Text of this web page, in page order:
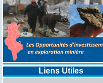
Liens Utiles